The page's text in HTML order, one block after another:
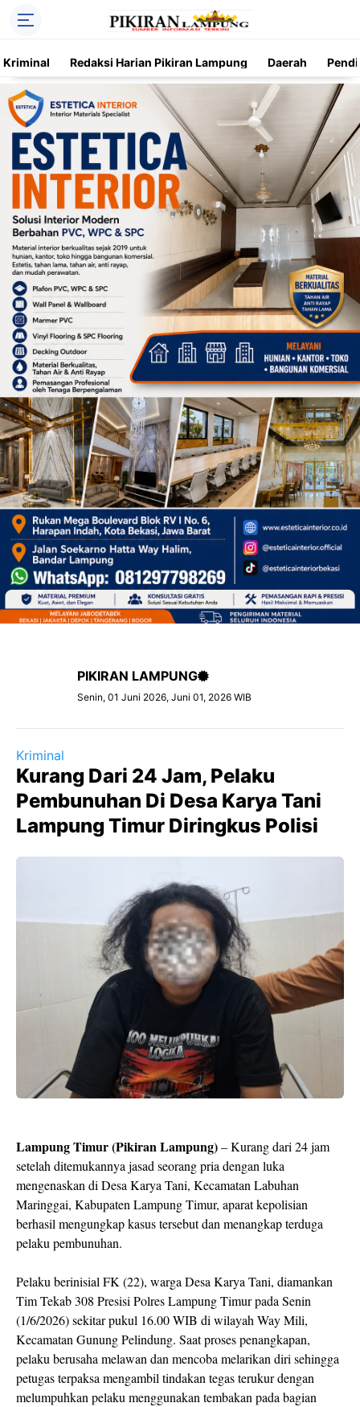
Kriminal Redaksi Harian Pikiran Lampung Daerah
Trending Kriminal Nasional
PIKIRAN LAMPUNG
Senin, 01 Juni 2026, Juni 01, 2026 WIB
Kriminal
Kurang Dari 24 Jam, Pelaku
Pembunuhan Di Desa Karya Tani
Lampung Timur Diringkus Polisi
Lampung Timur (Pikiran Lampung)– Kurang dari 24 jam
setelah ditemukannya jasad seorang pria dengan luka
mengenaskan di Desa Karya Tani, Kecamatan Labuhan
Maringgai, Kabupaten Lampung Timur, aparat kepolisian
berhasil mengungkap kasus tersebut dan menangkap terduga
pelaku pembunuhan.
Pelaku berinisial FK (22), warga Desa Karya Tani, diamankan
Tim Tekab 308 Presisi Polres Lampung Timur pada Senin
(1/6/2026) sekitar pukul 16.00 WIB di wilayah Way Mili,
Kecamatan Gunung Pelindung. Saat proses penangkapan,
pelaku berusaha melawan dan mencoba melarikan diri sehingga
petugas terpaksa mengambil tindakan tegas terukur dengan
melumpuhkan pelaku menggunakan tembakan pada bagian